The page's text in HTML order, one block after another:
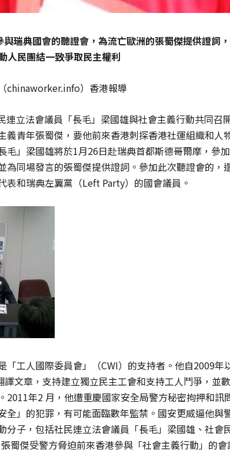
瑞典國會的聽證會，為流亡歐洲的張蜀傑提供證詞
人民團結一致爭取民主權利
chinaworker.info）香港報導
連立法會議員「長毛」梁國雄與社會主義行動共同召
義青年張蜀傑，要他前來香港刺探香港社運組織和人
毛」梁國雄將於1月26日赴瑞典首都斯德哥爾摩，參
為同場發言的張蜀傑提供證詞。參加此次聽證會的，
表和瑞典左翼黨（Left Party）的國會議員。
「工人國際委員會」（CWI）的支持者。他自2009年
譯文章，支持建立獨立民主工會和支持工人鬥爭，並
2011年2 月，他遭重慶國家安全局警方秘密拘押和訊
全」的犯罪，有可能面臨數年監禁。國安更威逼他與
分子，包括社民連立法會議員「長毛」梁國雄、社會
蜀傑受警方脅迫前來香港參與「社會主義行動」的